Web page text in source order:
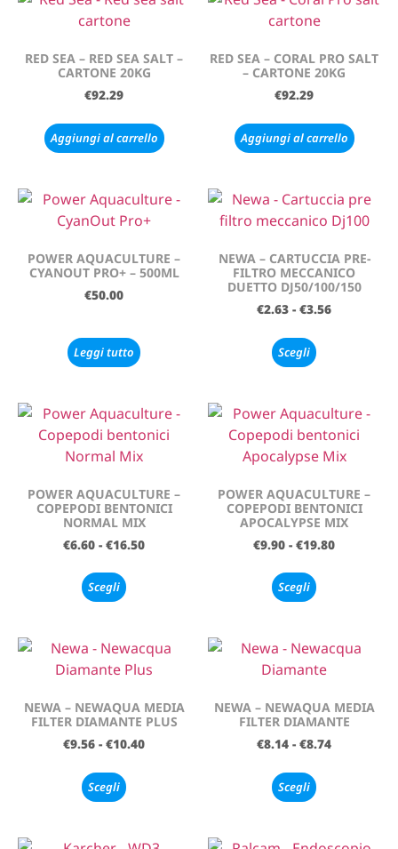
RED SEA – RED SEA SALT –
CARTONE 20KG
€92.29
Aggiungi al carrello
RED SEA – CORAL PRO SALT
– CARTONE 20KG
€92.29
Aggiungi al carrello
POWER AQUACULTURE –
CYANOUT PRO+ – 500ML
€50.00
Leggi tutto
NEWA – CARTUCCIA PRE-
FILTRO MECCANICO
DUETTO DJ50/100/150
€2.63 - €3.56
Scegli
POWER AQUACULTURE –
COPEPODI BENTONICI
NORMAL MIX
€6.60 - €16.50
Scegli
POWER AQUACULTURE –
COPEPODI BENTONICI
APOCALYPSE MIX
€9.90 - €19.80
Scegli
NEWA – NEWAQUA MEDIA
FILTER DIAMANTE PLUS
€9.56 - €10.40
Scegli
NEWA – NEWAQUA MEDIA
FILTER DIAMANTE
€8.14 - €8.74
Scegli